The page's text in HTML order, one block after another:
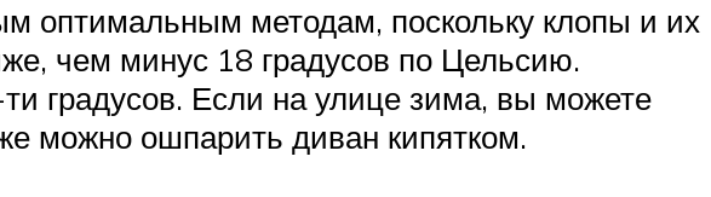
оптимальным методам, поскольку клопы и их
чем минус 18 градусов по Цельсию.
градусов. Если на улице зима, вы можете
можно ошпарить диван кипятком.